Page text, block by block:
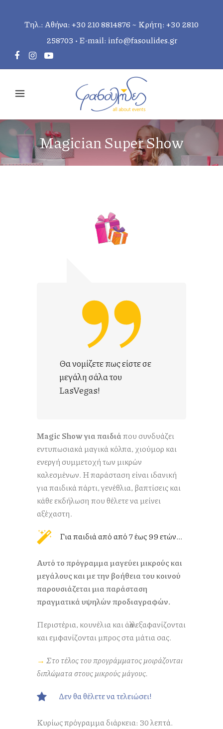
Τηλ.: Αθήνα:+30 210 8814876 ~ Κρήτη:+30 2810
258703 • E-mail:info@fasoulides.gr
Magician Super Show
Θα νομίζετε πως είστε σε
μεγάλη σάλα του
LasVegas!
Magic Show για παιδιάπου συνδυάζει
εντυπωσιακά μαγικά κόλπα, χιούμορ και
ενεργή συμμετοχή των μικρών
καλεσμένων. Η παράσταση είναι ιδανική
για παιδικά πάρτι, γενέθλια, βαπτίσεις και
κάθε εκδήλωση που θέλετε να μείνει
αξέχαστη.
Για παιδιά από από 7 έως 99 ετών...
Αυτό το πρόγραμμα μαγεύει μικρούς και
μεγάλους και με την βοήθεια του κοινού
παρουσιάζεται μια παράσταση
πραγματικά υψηλών προδιαγραφών.
Περιστέρια, κουνέλια και άλλα εξαφανίζονται
και εμφανίζονται μπρος στα μάτια σας.
→ Στο τέλος του προγράμματος μοιράζονται
διπλώματα στους μικρούς μάγους.
Δεν θα θέλετε να τελειώσει!
Κυρίως πρόγραμμα διάρκεια: 30 λεπτά.